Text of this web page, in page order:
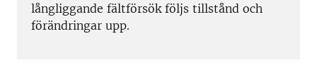
långliggande fältförsök följs tillstånd och
förändringar upp.